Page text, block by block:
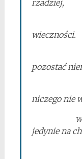
rzadziej,
póki
wieczności.
pozostać
niczego nie
wiodą
jedynie na
w